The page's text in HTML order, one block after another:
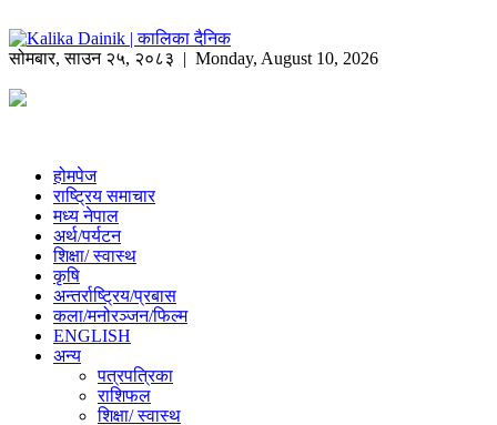
सोमबार,साउन २५, २०८३ | Monday, August 10, 2026
होमपेज
राष्ट्रिय समाचार
मध्य नेपाल
अर्थ/पर्यटन
शिक्षा/ स्वास्थ
कृषि
अन्तर्राष्ट्रिय/प्रबास
कला/मनोरञ्जन/फिल्म
ENGLISH
अन्य
पत्रपत्रिका
राशिफल
शिक्षा/ स्वास्थ